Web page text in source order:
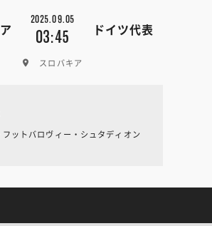
2025.09.05
03:45 ドイツ代表
スロバキア
ットバロヴィー・シュタディオン